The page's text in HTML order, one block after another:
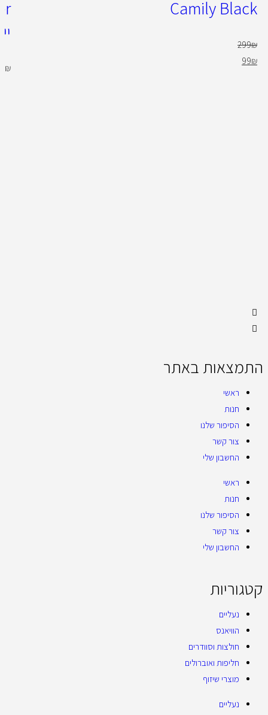
Camily Black
299₪
99₪
₪
התמצאות באתר
ראשי
חנות
הסיפור שלנו
צור קשר
החשבון שלי
ראשי
חנות
הסיפור שלנו
צור קשר
החשבון שלי
קטגוריות
נעליים
הוויאנס
חולצות וסוודרים
חליפות ואוברולים
מוצרי שיזוף
נעליים